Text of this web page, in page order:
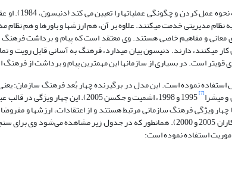
، فرهنگ
مدیریتی خدمت می­کنند. علاوه بر آن، هم ارزش­ها و باورها و هم نظام
معانی و مفاهیم خاصی هستند. وی معتقد است که پیام و برداشت فرهنگ
می­کنند، دارند. دنیسون بیان می­دارد، فرهنگ به آسانی قابل رویت و
است. در بسیاری از سازمان­ها این مهم­ترین پیام و برداشت از فرهنگ است
نموده است. این مدل در برگیرنده چهار بُعد فرهنگ سازمان: یعنی
[7] 1995 و 1998، اشمیت و جکسن 2005). این
ویژگی فرهنگ سازمانی مرتبط هستند و از اعتقادات، ارزش­ها و